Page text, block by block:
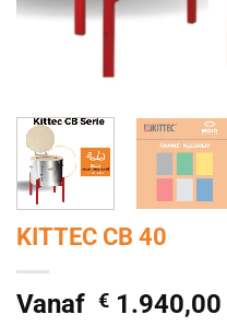
KITTEC CB 40
Vanaf € 1.940,00